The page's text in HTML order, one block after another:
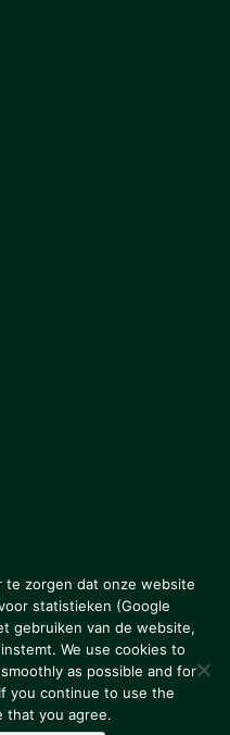
Colofon
Disclaimer
te zorgen dat onze website
statistieken (Google
gebruiken van de website,
We use cookies to
as possible and for
you continue to use the
that you agree.